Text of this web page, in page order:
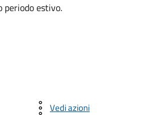
periodo estivo.
Vedi azioni